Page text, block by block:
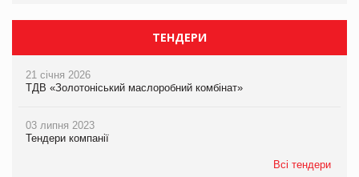
ТЕНДЕРИ
21 січня 2026
ТДВ «Золотоніський маслоробний комбінат»
03 липня 2023
Тендери компанії
Всі тендери